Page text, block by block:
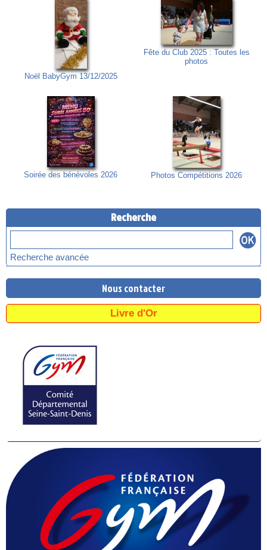
Noël BabyGym 13/12/2025
Fête du Club 2025 : Toutes les
photos
Soirée des bénévoles 2026 Photos Compétitions 2026
Recherche
Recherche avancée
Nous contacter
Livre d'Or